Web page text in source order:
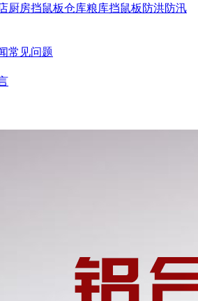
厨房挡鼠板仓库粮库挡鼠板 防洪防汛
常见问题